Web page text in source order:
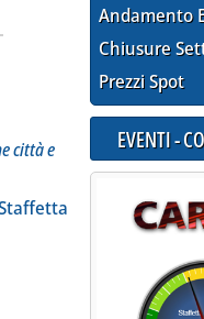
sulle autostrade, prezzi in
città e
'Staffetta Prezzi Rete'
Andamento
Chiusure
Prezzi Spot
EVENTI -